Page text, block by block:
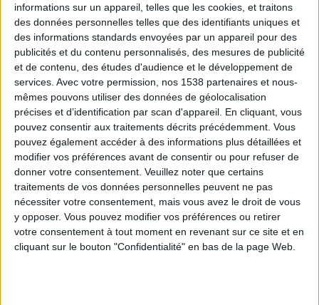
informations sur un appareil, telles que les cookies, et traitons
des données personnelles telles que des identifiants uniques et
des informations standards envoyées par un appareil pour des
publicités et du contenu personnalisés, des mesures de publicité
et de contenu, des études d'audience et le développement de
services. Avec votre permission, nos 1538 partenaires et nous-
mêmes pouvons utiliser des données de géolocalisation
précises et d’identification par scan d'appareil. En cliquant, vous
pouvez consentir aux traitements décrits précédemment. Vous
pouvez également accéder à des informations plus détaillées et
modifier vos préférences avant de consentir ou pour refuser de
donner votre consentement. Veuillez noter que certains
traitements de vos données personnelles peuvent ne pas
nécessiter votre consentement, mais vous avez le droit de vous
y opposer. Vous pouvez modifier vos préférences ou retirer
votre consentement à tout moment en revenant sur ce site et en
cliquant sur le bouton "Confidentialité" en bas de la page Web.
Webinaires en direct Voir tout
Peut-on remplacer la viande par des féculents ?
Consultation diététique du 05/08/2026